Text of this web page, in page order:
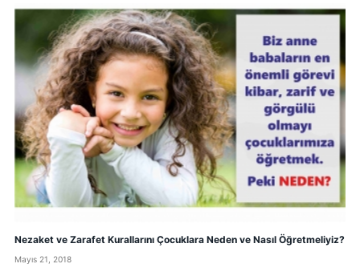
Nezaket ve Zarafet Kurallarını Çocuklara Neden ve Nasıl Öğretmeliyiz?
Mayıs 21, 2018